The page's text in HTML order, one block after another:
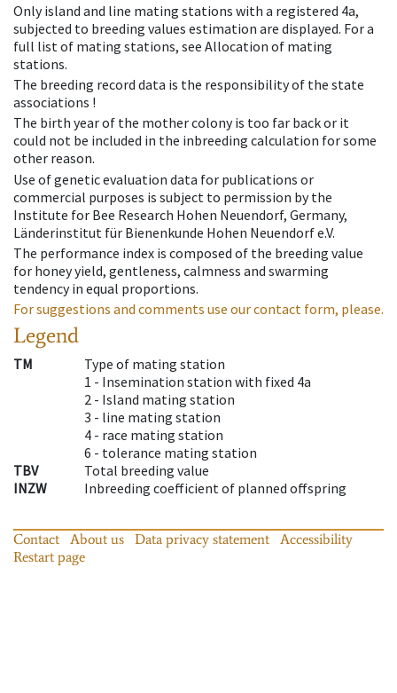
Only island and line mating stations with a registered 4a,
subjected to breeding values estimation are displayed. For a
full list of mating stations, see Allocation of mating
stations.
The breeding record data is the responsibility of the state
associations !
The birth year of the mother colony is too far back or it
could not be included in the inbreeding calculation for some
other reason.
Use of genetic evaluation data for publications or
commercial purposes is subject to permission by the
Institute for Bee Research Hohen Neuendorf, Germany,
Länderinstitut für Bienenkunde Hohen Neuendorf e.V.
The performance index is composed of the breeding value
for honey yield, gentleness, calmness and swarming
tendency in equal proportions.
For suggestions and comments use our contact form, please.
Legend
TM
Type of mating station
1 - Insemination station with fixed 4a
2 - Island mating station
3 - line mating station
4 - race mating station
6 - tolerance mating station
TBV
Total breeding value
INZW
Inbreeding coefficient of planned offspring
Contact About us Data privacy statement
Accessibility
Restart page